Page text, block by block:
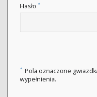
Hasło *
* Pola oznaczone
wypełnienia.